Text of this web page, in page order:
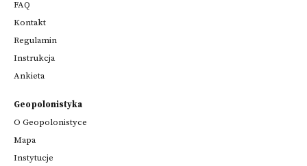
FAQ
Kontakt
Regulamin
Instrukcja
Ankieta
Geopolonistyka
O Geopolonistyce
Mapa
Instytucje